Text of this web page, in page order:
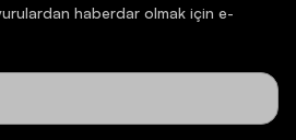
haberdar olmak için e-